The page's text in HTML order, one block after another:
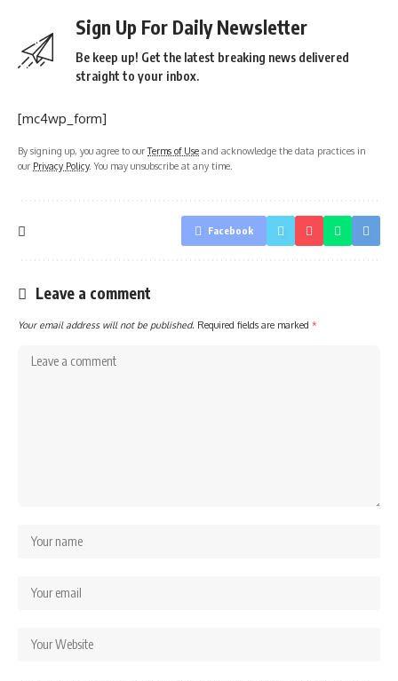
Sign Up For Daily Newsletter
Be keep up! Get the latest breaking news delivered
straight to your inbox.
[mc4wp_form]
By signing up, you agree to ourTerms of Use and acknowledge the data practices in
our Privacy Policy. You may unsubscribe at any time.
Facebook
Leave a comment
Your email address will not be published. Required fields are marked *